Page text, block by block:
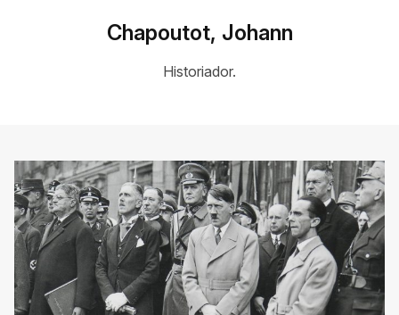
Chapoutot, Johann
Historiador.